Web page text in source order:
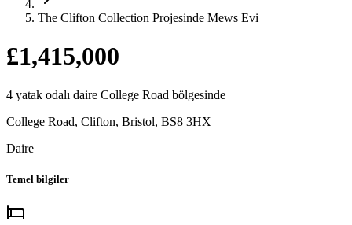
The Clifton Collection Projesinde Mews Evi
£1,415,000
4 yatak odalı daire College Road bölgesinde
College Road, Clifton, Bristol, BS8 3HX
Daire
Temel bilgiler